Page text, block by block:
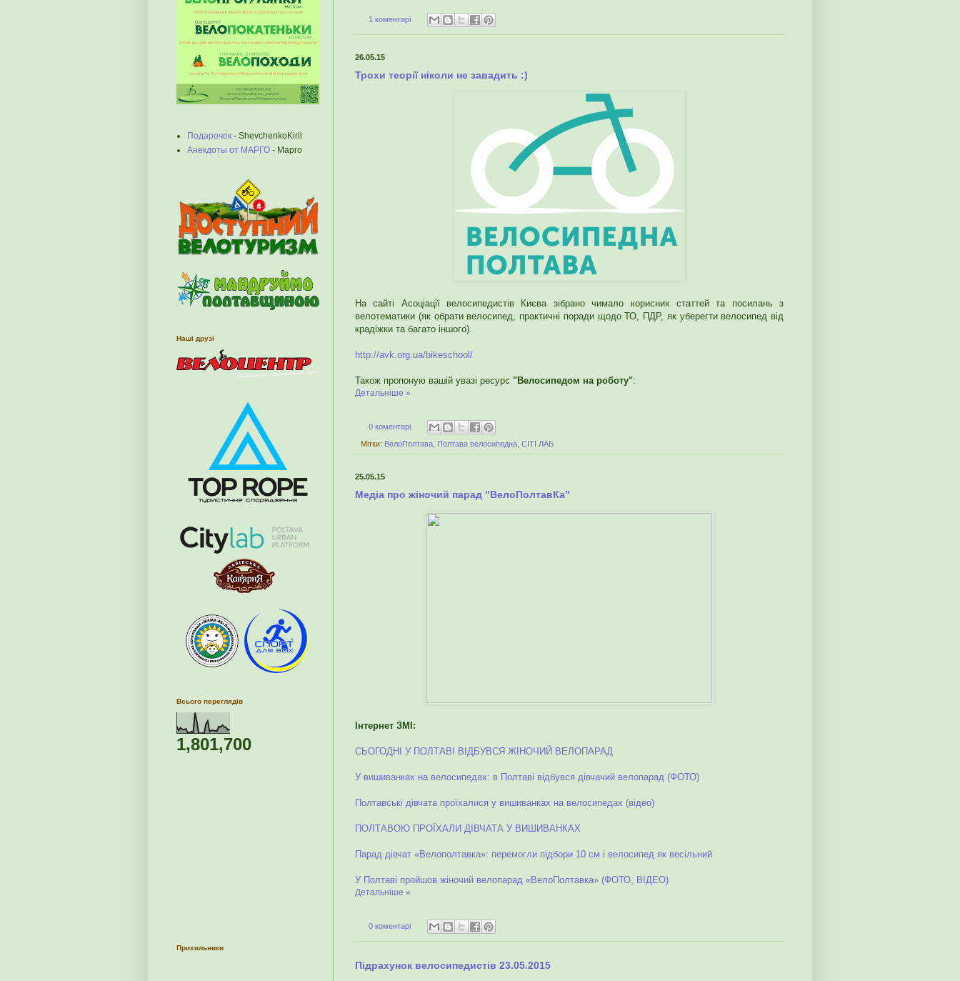
1 коментарі
26.05.15
Трохи теорії ніколи не завадить :)
На сайті Асоціації велосипедистів Києва зібрано чимало корисних статтей та посилань з
велотематики (як обрати велосипед, практичні поради щодо ТО, ПДР, як уберегти велосипед від
крадіжки та багато іншого).
http://avk.org.ua/bikeschool/
Також пропоную вашій увазі ресурс "Велосипедом на роботу":
Детальніше »
0 коментарі
Мітки: ВелоПолтава Полтава велосипедна СІТІ ЛАБ
25.05.15
Медіа про жіночий парад "ВелоПолтавКа"
Інтернет ЗМІ:
СЬОГОДНІ У ПОЛТАВІ ВІДБУВСЯ ЖІНОЧИЙ ВЕЛОПАРАД
У вишиванках на велосипедах: в Полтаві відбувся дівчачий велопарад (ФОТО)
Полтавські дівчата проїхалися у вишиванках на велосипедах (відео)
ПОЛТАВОЮ ПРОЇХАЛИ ДІВЧАТА У ВИШИВАНКАХ
Парад дівчат «Велополтавка»: перемогли підбори 10 см і велосипед як весільний
У Полтаві пройшов жіночий велопарад «ВелоПолтавка» (ФОТО, ВІДЕО)
Детальніше »
0 коментарі
Підрахунок велосипедистів 23.05.2015
Подарочок - ShevchenkoKiril
Анекдоты от МАРГО - Марго
Наші друзі
Всього переглядів
1,801,700
Прихильники